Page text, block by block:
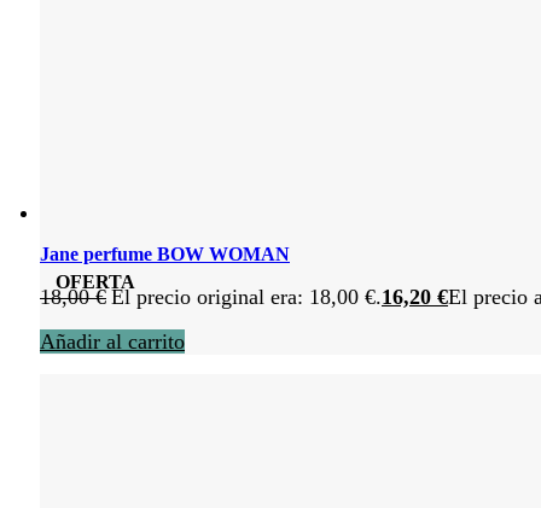
OFERTA
Jane perfume BOW WOMAN
18,00€ El precio original era: 18,00 €.16,20 €El precio
Añadir al carrito